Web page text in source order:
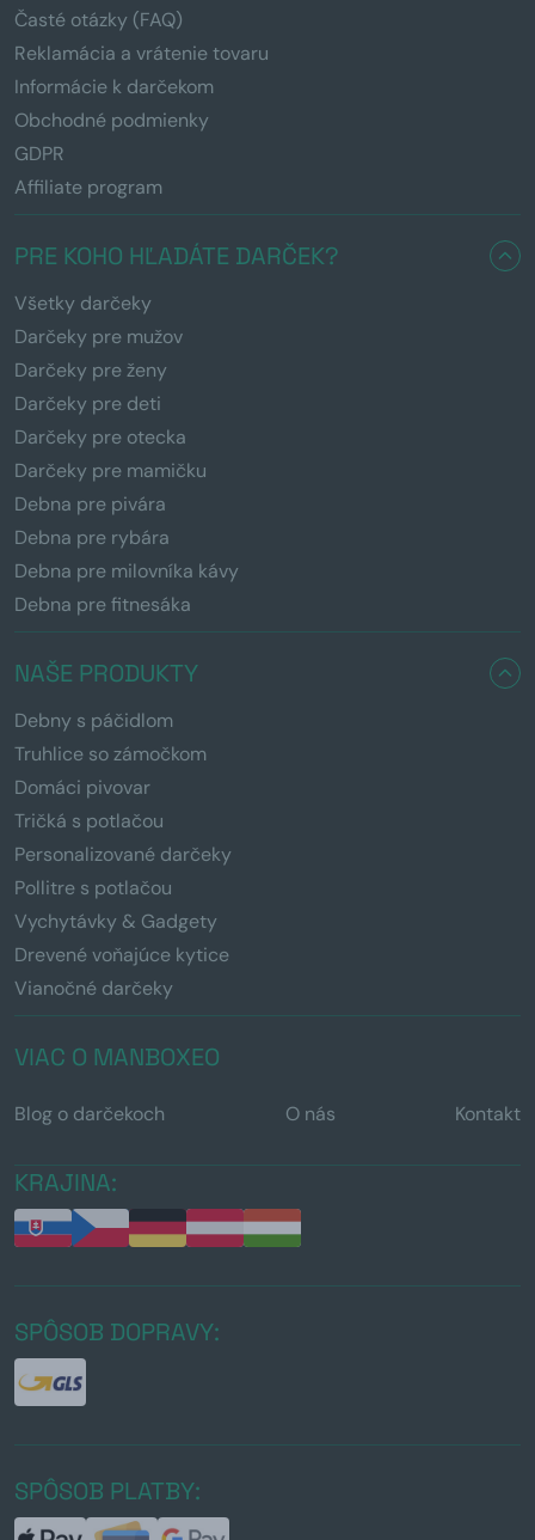
Časté otázky (FAQ)
Reklamácia a vrátenie tovaru
Informácie k darčekom
Obchodné podmienky
GDPR
Affiliate program
PRE KOHO HĽADÁTE DARČEK?
Všetky darčeky
Darčeky pre mužov
Darčeky pre ženy
Darčeky pre deti
Darčeky pre otecka
Darčeky pre mamičku
Debna pre pivára
Debna pre rybára
Debna pre milovníka kávy
Debna pre fitnesáka
NAŠE PRODUKTY
Debny s páčidlom
Truhlice so zámočkom
Domáci pivovar
Tričká s potlačou
Personalizované darčeky
Pollitre s potlačou
Vychytávky & Gadgety
Drevené voňajúce kytice
Vianočné darčeky
VIAC O MANBOXEO
Blog o darčekoch O nás Kontakt
KRAJINA:
SPÔSOB DOPRAVY:
SPÔSOB PLATBY: